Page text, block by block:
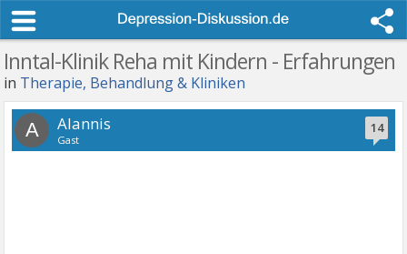
Inntal-Klinik Reha mit Kindern - Erfahrungen
in Therapie, Behandlung & Kliniken
14
A Alannis
Gast